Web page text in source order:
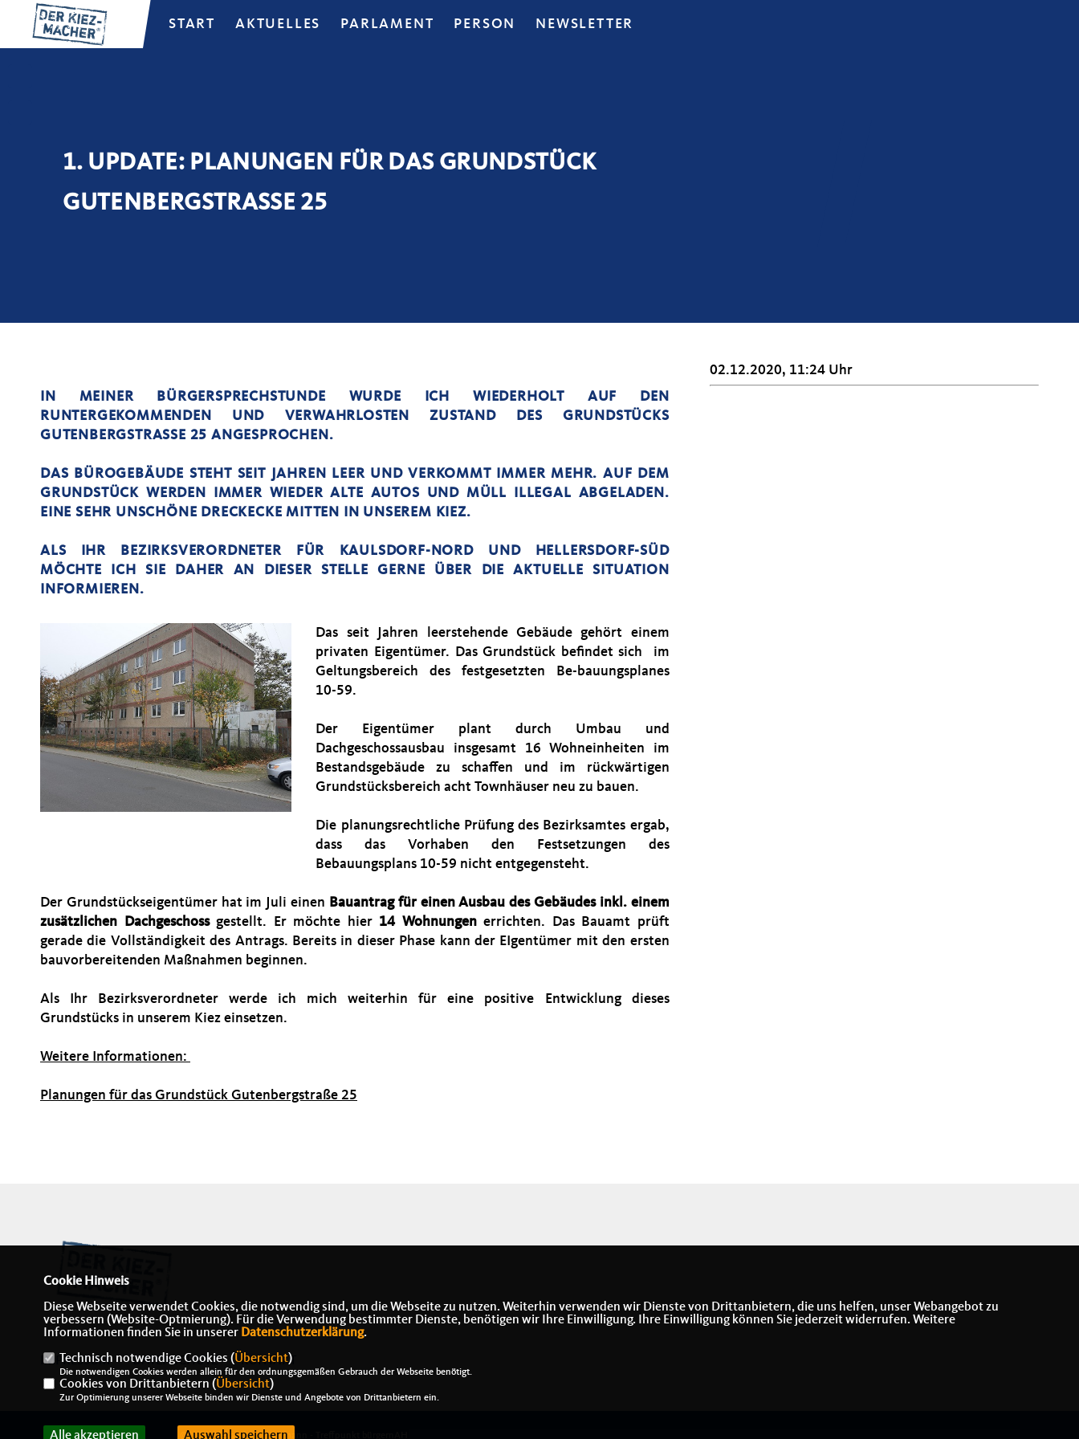
START AKTUELLES PARLAMENT PERSON NEWSLETTER
1. UPDATE: PLANUNGEN FÜR DAS GRUNDSTÜCK
GUTENBERGSTRASSE 25
IN MEINER BÜRGERSPRECHSTUNDE WURDE ICH WIEDERHOLT AUF DEN
RUNTERGEKOMMENDEN UND VERWAHRLOSTEN ZUSTAND DES GRUNDSTÜCKS
GUTENBERGSTRASSE 25 ANGESPROCHEN.
DAS BÜROGEBÄUDE STEHT SEIT JAHREN LEER UND VERKOMMT IMMER MEHR. AUF DEM
GRUNDSTÜCK WERDEN IMMER WIEDER ALTE AUTOS UND MÜLL ILLEGAL ABGELADEN.
EINE SEHR UNSCHÖNE DRECKECKE MITTEN IN UNSEREM KIEZ.
ALS IHR BEZIRKSVERORDNETER FÜR KAULSDORF-NORD UND HELLERSDORF-SÜD
MÖCHTE ICH SIE DAHER AN DIESER STELLE GERNE ÜBER DIE AKTUELLE SITUATION
INFORMIEREN.
Das seit Jahren leerstehende Gebäude gehört einem
privaten Eigentümer. Das Grundstück befindet sich im
Geltungsbereich des festgesetzten Be-bauungsplanes
10-59.
Der Eigentümer plant durch Umbau und
Dachgeschossausbau insgesamt 16 Wohneinheiten im
Bestandsgebäude zu schaffen und im rückwärtigen
Grundstücksbereich acht Townhäuser neu zu bauen.
Die planungsrechtliche Prüfung des Bezirksamtes ergab,
dass das Vorhaben den Festsetzungen des
Bebauungsplans 10-59 nicht entgegensteht.
Der Grundstückseigentümer hat im Juli einen Bauantrag für einen Ausbau des Gebäudes inkl. einem
zusätzlichen Dachgeschossgestellt. Er möchte hier 14 Wohnungenerrichten. Das Bauamt prüft
gerade die Vollständigkeit des Antrags. Bereits in dieser Phase kann der EIgentümer mit den ersten
bauvorbereitenden Maßnahmen beginnen.
Als Ihr Bezirksverordneter werde ich mich weiterhin für eine positive Entwicklung dieses
Grundstücks in unserem Kiez einsetzen.
Weitere Informationen:
Planungen für das Grundstück Gutenbergstraße 25
02.12.2020, 11:24 Uhr
IMPRESSUM DATENSCHUTZ KONTAKT
@2026 Alexander J. Herrmann - Treffpunkt bürgernAH
Cookie Hinweis
Diese Webseite verwendet Cookies, die notwendig sind, um die Webseite zu nutzen. Weiterhin verwenden wir Dienste von Drittanbietern, die uns helfen, unser Webangebot zu
verbessern (Website-Optmierung). Für die Verwendung bestimmter Dienste, benötigen wir Ihre Einwilligung. Ihre Einwilligung können Sie jederzeit widerrufen. Weitere
Informationen finden Sie in unserer Datenschutzerklärung.
Technisch notwendige Cookies (Übersicht)
Die notwendigen Cookies werden allein für den ordnungsgemäßen Gebrauch der Webseite benötigt.
Cookies von Drittanbietern (Übersicht)
Zur Optimierung unserer Webseite binden wir Dienste und Angebote von Drittanbietern ein.
Alle akzeptieren Auswahl speichern